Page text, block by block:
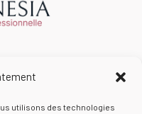
utilisons des technologies